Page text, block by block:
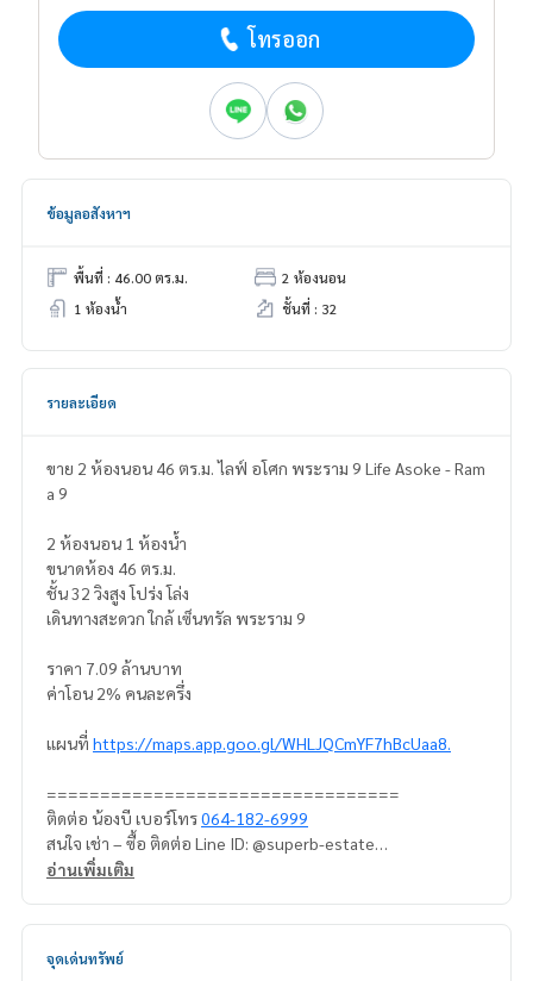
โทรออก
ข้อมูลอสังหาฯ
พื้นที่ : 46.00 ตร.ม.
2 ห้องนอน
1 ห้องน้ำ
ชั้นที่ : 32
รายละเอียด
ขาย 2 ห้องนอน 46 ตร.ม. ไลฟ์ อโศก พระราม 9 Life Asoke - Ram
a 9
2 ห้องนอน 1 ห้องน้ำ
ขนาดห้อง 46 ตร.ม.
ชั้น 32 วิงสูง โปร่ง โล่ง
เดินทางสะดวก ใกล้ เซ็นทรัล พระราม 9
ราคา 7.09 ล้านบาท
ค่าโอน 2% คนละครึ่ง
แผนที่ https://maps.app.goo.gl/WHLJQCmYF7hBcUaa8.
=================================
ติดต่อ น้องบี เบอร์โทร064-182-6999
สนใจ เช่า – ซื้อ ติดต่อ Line ID: @superb-estate
https://lin.ee/luSfAxh
ESID-01062
อ่านเพิ่มเติม
จุดเด่นทรัพย์